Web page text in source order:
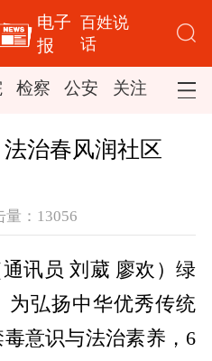
电子
报
百姓说
话
检察 公安 关注 司法
治春风润社区
量：13056
讯员 刘葳 廖欢）绿
为弘扬中华优秀传统
意识与法治素养，6